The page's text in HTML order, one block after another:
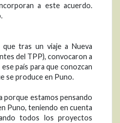
a este acuerdo.
tras un viaje a Nueva
del TPP), convocaron a
país para que conozcan
se produce en Puno.
porque estamos pensando
Puno, teniendo en cuenta
todos los proyectos